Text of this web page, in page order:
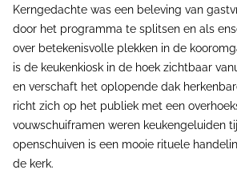
Kerngedachte was een beleving van
door het programma te splitsen en als
over betekenisvolle plekken in de
is de keukenkiosk in de hoek zichtbaar
en verschaft het oplopende dak
richt zich op het publiek met een
vouwschuiframen weren keukengeluiden
openschuiven is een mooie rituele
de kerk.